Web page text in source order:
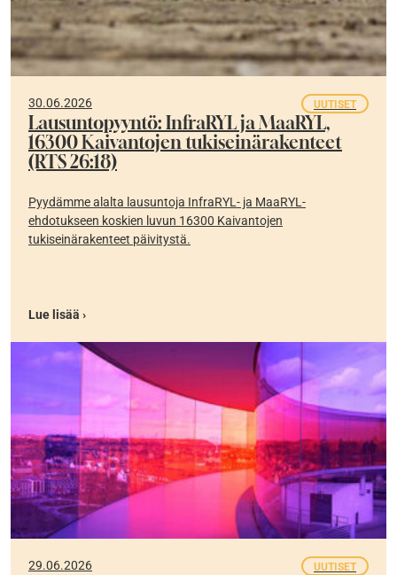
30.06.2026 UUTISET
Lausuntopyyntö: InfraRYL ja MaaRYL,
16300 Kaivantojen tukiseinärakenteet
(RTS 26:18)
Pyydämme alalta lausuntoja InfraRYL- ja MaaRYL-
ehdotukseen koskien luvun 16300 Kaivantojen
tukiseinärakenteet päivitystä.
Lue lisää ›
29.06.2026 UUTISET